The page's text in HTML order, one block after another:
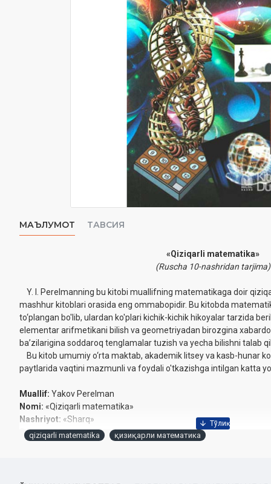
МАЪЛУМОТ ТАВСИЯ
«Qiziqarli matematika»
(Ruscha 10-nashridan tarjima)
Y. I. Perelmanning bu kitobi muallifning matematikaga doir
mashhur kitoblari orasida eng ommabopidir. Bu kitobda
to‘plangan bo'lib, ulardan ko'plari kichik-kichik hikoyalar tarzida
elementar arifmetikani bilish va geometriyadan birozgina
ba’zilarigina soddaroq tenglamalar tuzish va yecha ‎bilishni talab
Bu kitob umumiy o‘rta maktab, akademik litsey va kasb-hunar
paytlarida vaqtini mazmunli va foydali o'tkazishga intilgan katta
Muallif: Yakov Perelman
Nomi: «Qiziqarli matematika»
Nashriyot: «Sharq»
Sanа:2018-yil
qiziqarli matematika қизиқарли математика